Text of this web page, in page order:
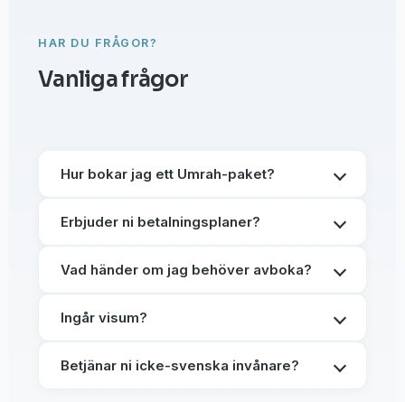
HAR DU FRÅGOR?
Vanliga frågor
Hur bokar jag ett Umrah-paket?
Erbjuder ni betalningsplaner?
Vad händer om jag behöver avboka?
Ingår visum?
Betjänar ni icke-svenska invånare?